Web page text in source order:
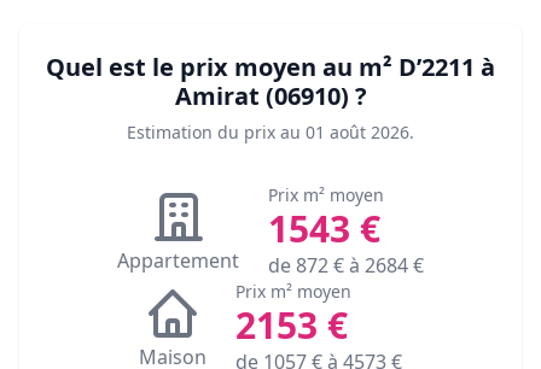
Quel est le prix moyen au m² D’2211 à
Amirat (06910) ?
Estimation du prix au 01 août 2026.
Appartement
Prix m² moyen
1543 €
de872€ à 2684€
Maison
Prix m² moyen
2153 €
de 1057€ à 4573€